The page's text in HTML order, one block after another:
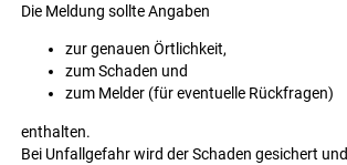
Die Meldung sollte Angaben
zur genauen Örtlichkeit,
zum Schaden und
zum Melder (für eventuelle Rückfragen)
enthalten.
Bei Unfallgefahr wird der Schaden gesichert und